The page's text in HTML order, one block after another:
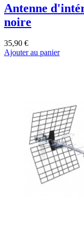
Antenne
noire
35,90 €
Ajouter au panier